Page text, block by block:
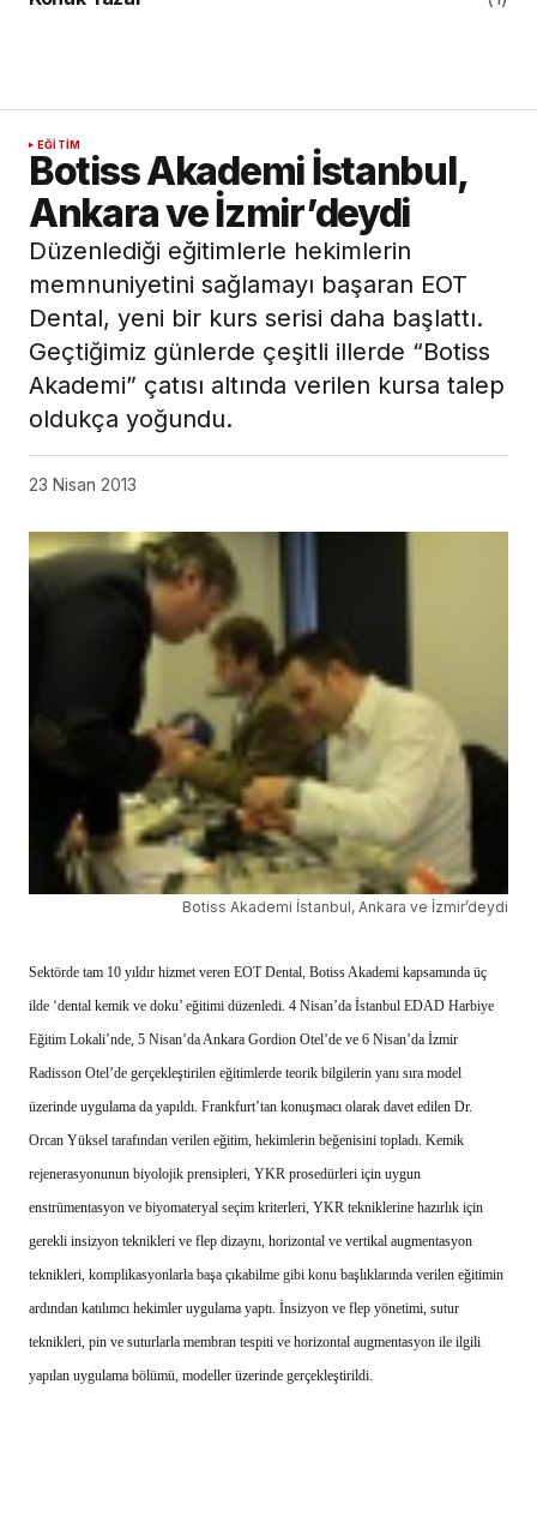
EĞITIM
Botiss Akademi İstanbul,
Ankara ve İzmir’deydi
Düzenlediği eğitimlerle hekimlerin
memnuniyetini sağlamayı başaran EOT
Dental, yeni bir kurs serisi daha başlattı.
Geçtiğimiz günlerde çeşitli illerde “Botiss
Akademi” çatısı altında verilen kursa talep
oldukça yoğundu.
23 Nisan 2013
Botiss Akademi İstanbul, Ankara ve İzmir’deydi
Sektörde tam 10 yıldır hizmet veren EOT Dental, Botiss Akademi kapsamında üç
ilde ‘dental kemik ve doku’ eğitimi düzenledi. 4 Nisan’da İstanbul EDAD Harbiye
Eğitim Lokali’nde, 5 Nisan’da Ankara Gordion Otel’de ve 6 Nisan’da İzmir
Radisson Otel’de gerçekleştirilen eğitimlerde teorik bilgilerin yanı sıra model
üzerinde uygulama da yapıldı. Frankfurt’tan konuşmacı olarak davet edilen Dr.
Orcan Yüksel tarafından verilen eğitim, hekimlerin beğenisini topladı. Kemik
rejenerasyonunun biyolojik prensipleri, YKR prosedürleri için uygun
enstrümentasyon ve biyomateryal seçim kriterleri, YKR tekniklerine hazırlık için
gerekli insizyon teknikleri ve flep dizaynı, horizontal ve vertikal augmentasyon
teknikleri, komplikasyonlarla başa çıkabilme gibi konu başlıklarında verilen eğitimin
ardından katılımcı hekimler uygulama yaptı. İnsizyon ve flep yönetimi, sutur
teknikleri, pin ve suturlarla membran tespiti ve horizontal augmentasyon ile ilgili
yapılan uygulama bölümü, modeller üzerinde gerçekleştirildi.